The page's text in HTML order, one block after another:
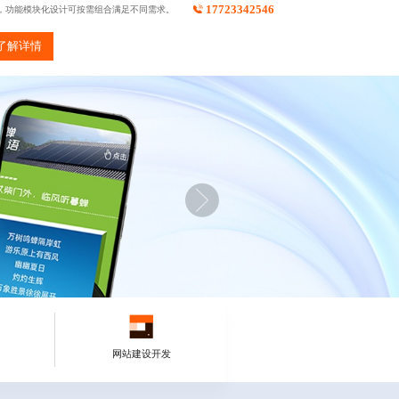
能模块化设计可按需组合满足不同需求。 17723342546
解详情
网站建设开发